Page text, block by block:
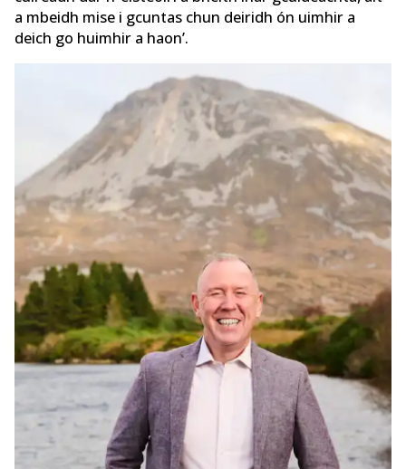
a mbeidh mise i gcuntas chun deiridh ón uimhir a
deich go huimhir a haon’.